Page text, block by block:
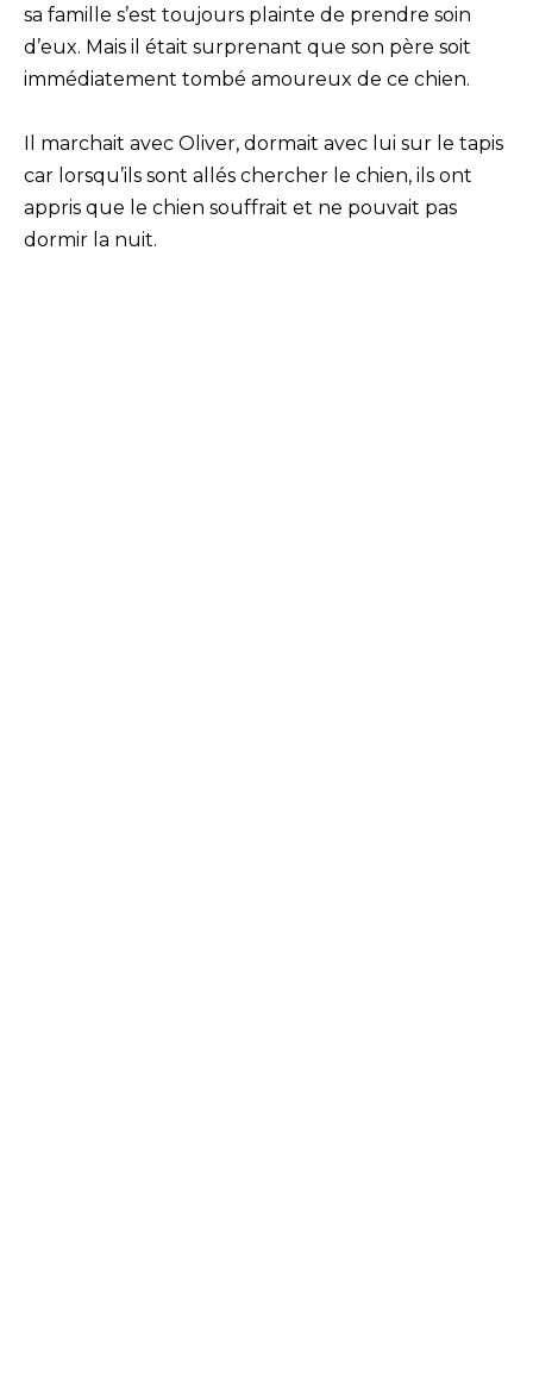
sa famille s’est toujours plainte de prendre soin
d’eux. Mais il était surprenant que son père soit
immédiatement tombé amoureux de ce chien.
Il marchait avec Oliver, dormait avec lui sur le tapis
car lorsqu’ils sont allés chercher le chien, ils ont
appris que le chien souffrait et ne pouvait pas
dormir la nuit.